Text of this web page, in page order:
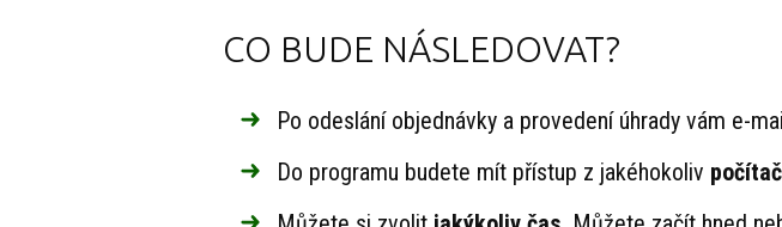
CO BUDE NÁSLEDOVAT?
Po odeslání objednávky a provedení úhrady vám e-
Do programu budete mít přístup z jakéhokoliv